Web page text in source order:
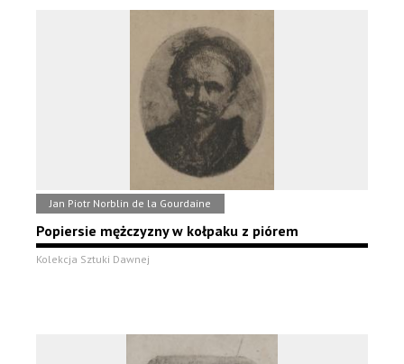
Jan Piotr Norblin de la Gourdaine
Popiersie mężczyzny w kołpaku z piórem
Kolekcja Sztuki Dawnej